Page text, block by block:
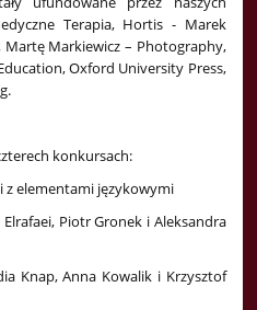
Terapia, Hortis - Marek
Martę Markiewicz – Photography,
Oxford University Press,
konkursach:
z elementami językowymi
Piotr Gronek i Aleksandra
Knap, Anna Kowalik i Krzysztof